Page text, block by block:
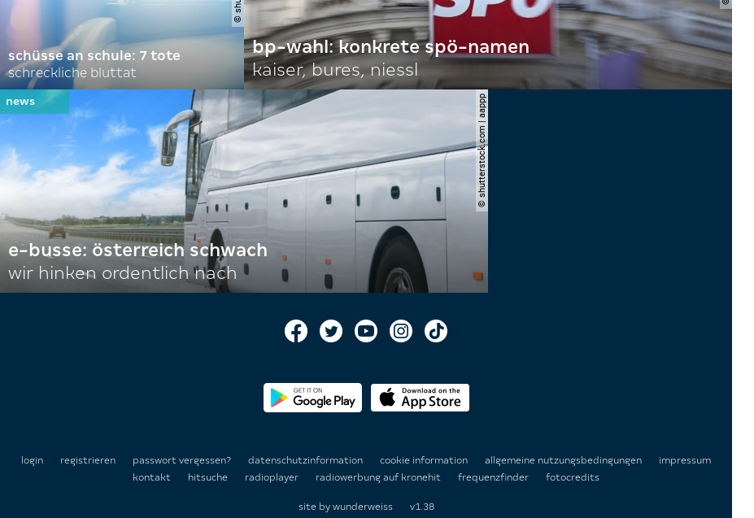
schüsse an schule: 7 tote
schreckliche bluttat
bp-wahl: konkrete spö-namen
kaiser, bures, niessl
© shutterstock.com | aappp
e-busse: österreich schwach
wir hinken ordentlich nach
login registrieren passwort vergessen? datenschutzinformation cookie information allgemeine nutzungsbedingungen
impressum
kontakt
hitsuche radioplayer radiowerbung auf kronehit frequenzfinder fotocredits
site by wunderweiss v1.38